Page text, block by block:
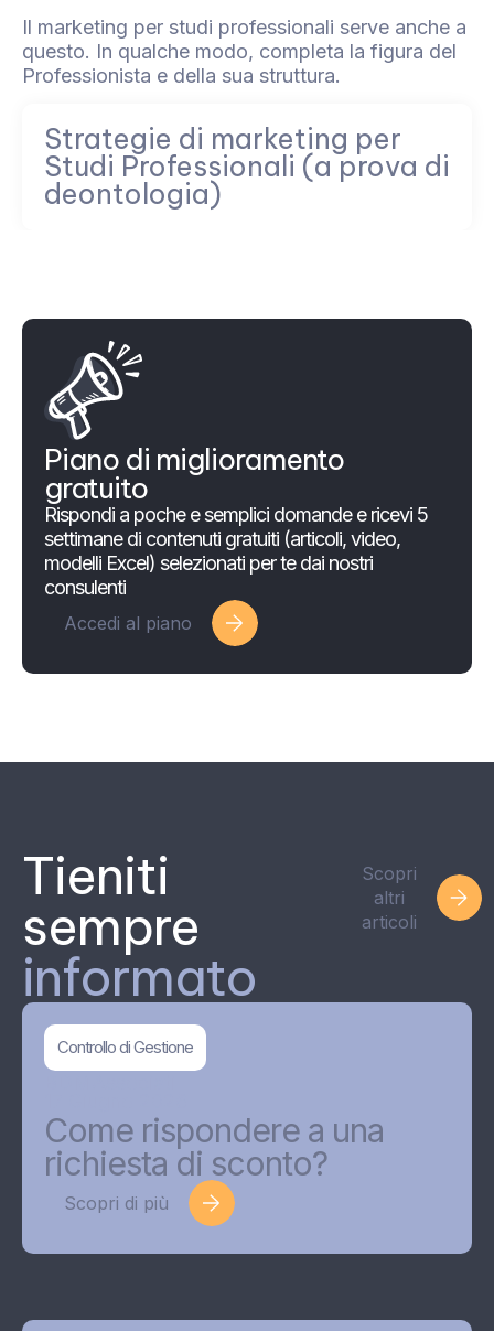
Il marketing per studi professionali serve anche a
questo. In qualche modo, completa la figura del
Professionista e della sua struttura.
Strategie di marketing per
Studi Professionali (a prova di
deontologia)
Piano di miglioramento
gratuito
Rispondi a poche e semplici domande e ricevi 5
settimane di contenuti gratuiti (articoli, video,
modelli Excel) selezionati per te dai nostri
consulenti
Accedi al piano
Tieniti
sempre
informato
Scopri
altri
articoli
Controllo di Gestione
Come rispondere a una
richiesta di sconto?
Scopri di più